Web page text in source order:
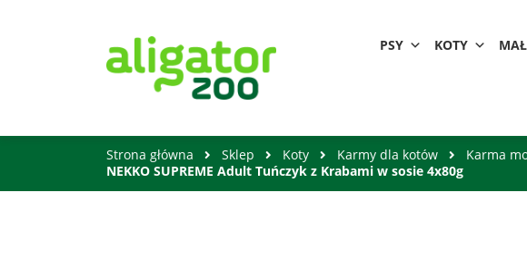
PSY KOTY
Strona główna Sklep Koty Karmy dla kotów
Karma
NEKKO SUPREME Adult Tuńczyk z Krabami w sosie 4x80g